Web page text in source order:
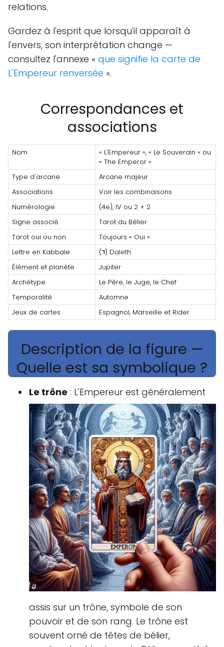
relations.
Gardez à l'esprit que lorsqu'il apparaît à
l'envers, son interprétation change —
consultez l'annexe « que signifie la carte de
L'Empereur renversée ».
Correspondances et
associations
Nom
« L'Empereur », « Le Souverain » ou
« The Emperor »
Type d'arcane
Arcane majeur
Associations
Voir les combinaisons
Numérologie
(4e), IV ou 2 + 2
Signe associé
Tarot du Bélier
Tarot oui ou non
Toujours « Oui »
Lettre en Kabbale
(ד) Daleth
Élément et planète
Jupiter
Archétype
Le Père, le Juge, le Chef
Temporalité
Automne
Jeux de cartes
Espagnol, Marseille et Rider
Description de la figure —
Quelle est sa symbolique ?
Le trône : L'Empereur est généralement
assis sur un trône, symbole de son
pouvoir et de son rang. Le trône est
souvent orné de têtes de bélier,